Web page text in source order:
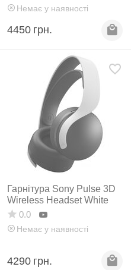
Немає у наявності
4450 грн.
Гарнітура Sony Pulse 3D
Wireless Headset White
0.0
Немає у наявності
4290 грн.